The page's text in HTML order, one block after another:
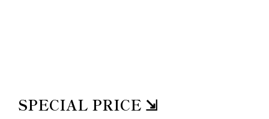
SPECIAL PRICE ⇲